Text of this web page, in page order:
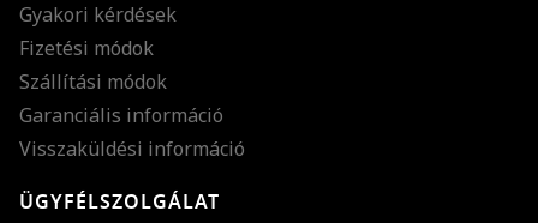
Gyakori kérdések
Fizetési módok
Szállítási módok
Garanciális információ
Visszaküldési információ
ÜGYFÉLSZOLGÁLAT